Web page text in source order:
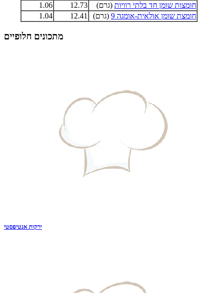
חומצות שומן חד בלתי רוויות (גרם) 12.73
1.06
חומצת שומן אולאית-אומגה 9
(גרם) 12.41
1.04
מתכונים חלופיים
ירקות אנטיפסטי